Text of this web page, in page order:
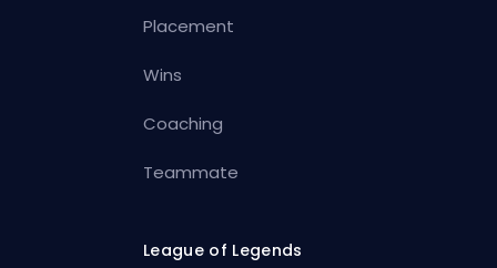
Placement
Wins
Coaching
Teammate
League of Legends